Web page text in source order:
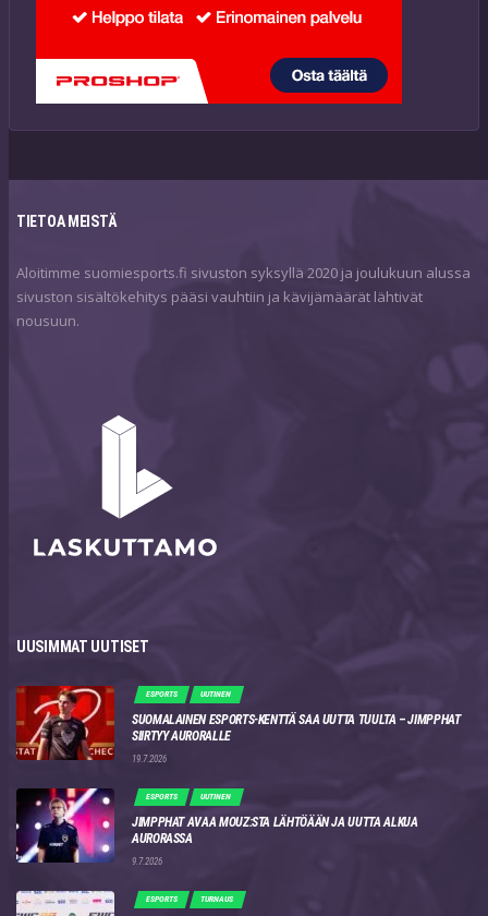
TIETOA MEISTÄ
Aloitimme suomiesports.fi sivuston syksyllä 2020 ja joulukuun alussa
sivuston sisältökehitys pääsi vauhtiin ja kävijämäärät lähtivät
nousuun.
UUSIMMAT UUTISET
ESPORTS UUTINEN
SUOMALAINEN ESPORTS-KENTTÄ SAA UUTTA TUULTA – JIMPPHAT
SIIRTYY AURORALLE
19.7.2026
ESPORTS UUTINEN
JIMPPHAT AVAA MOUZ:STA LÄHTÖÄÄN JA UUTTA ALKUA
AURORASSA
9.7.2026
ESPORTS TURNAUS